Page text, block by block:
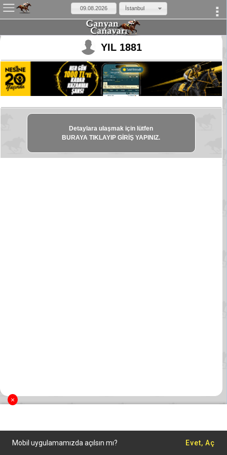
İstanbul
YIL 1881
Detaylara ulaşmak için lütfen
BURAYA TIKLAYIP GİRİŞ YAPINIZ.
×
×
Mobil uygulamamızda açılsın mı? Evet, Aç